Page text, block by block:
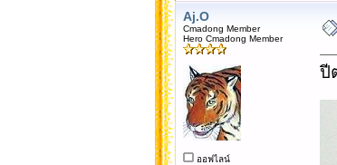
Aj.O
Cmadong Member
Hero Cmadong Member
ออฟไลน์
ปี